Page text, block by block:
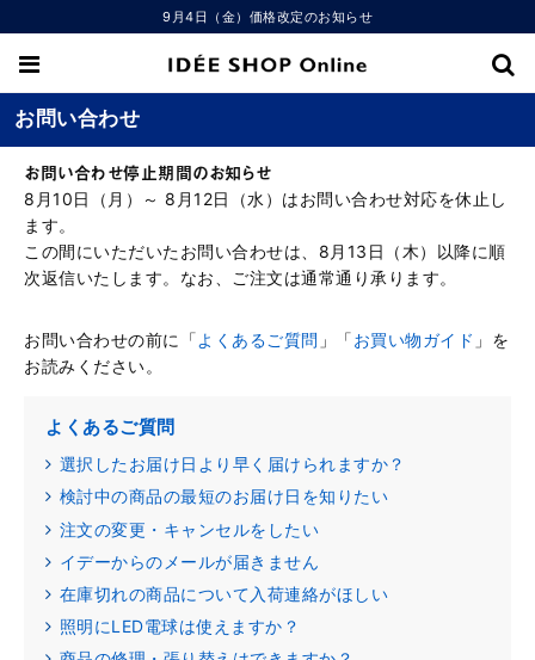
9月4日（金）価格改定のお知らせ
お問い合わせ
お問い合わせ停止期間のお知らせ
8月10日（月）～ 8月12日（水）はお問い合わせ対応を休止し
ます。
この間にいただいたお問い合わせは、8月13日（木）以降に順
次返信いたします。なお、ご注文は通常通り承ります。
お問い合わせの前に「よくあるご質問 」「お買い物ガイド 」を
お読みください。
よくあるご質問
選択したお届け日より早く届けられますか？
検討中の商品の最短のお届け日を知りたい
注文の変更・キャンセルをしたい
イデーからのメールが届きません
在庫切れの商品について入荷連絡がほしい
照明にLED電球は使えますか？